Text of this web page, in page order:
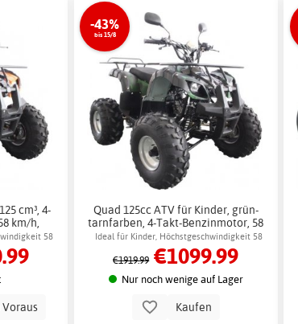
cm³, 4-
km/h,
58
Voraus
-43%
bis 15/8
Quad 125cc ATV für Kinder, grün-
tarnfarben, 4-Takt-Benzinmotor, 58
km/h + Schlosskette
Ideal für Kinder, Höchstgeschwindigkeit 58
km/h
€1919.99 €1099.99
Nur noch wenige auf Lager
Kaufen